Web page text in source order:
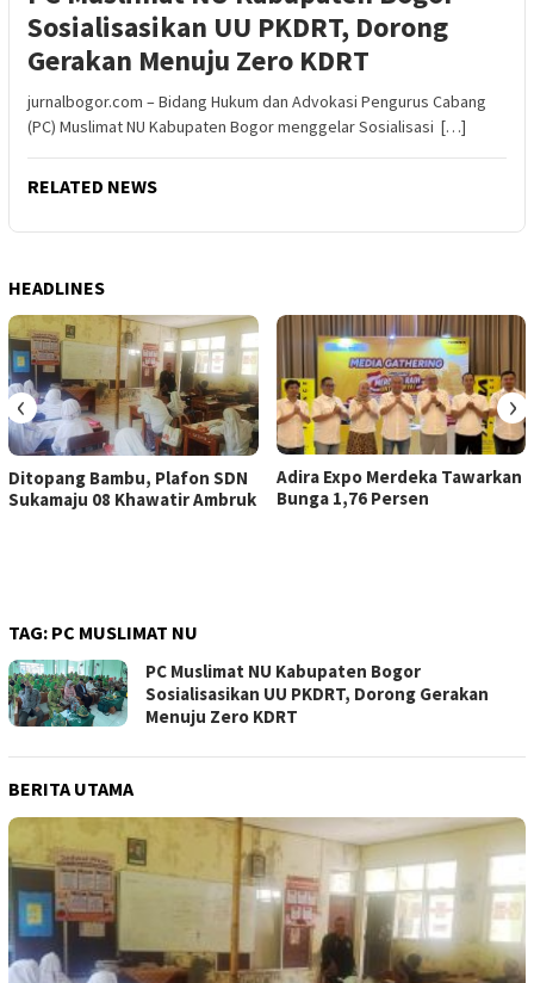
Sosialisasikan UU PKDRT, Dorong
Gerakan Menuju Zero KDRT
jurnalbogor.com – Bidang Hukum dan Advokasi Pengurus Cabang
(PC) Muslimat NU Kabupaten Bogor menggelar Sosialisasi […]
RELATED NEWS
HEADLINES
Ditopang Bambu, Plafon SDN
Sukamaju 08 Khawatir Ambruk
Adira Expo Merdeka Tawarkan
Bunga 1,76 Persen
‹ ›
TAG: PC MUSLIMAT NU
PC Muslimat NU Kabupaten Bogor
Sosialisasikan UU PKDRT, Dorong Gerakan
Menuju Zero KDRT
BERITA UTAMA